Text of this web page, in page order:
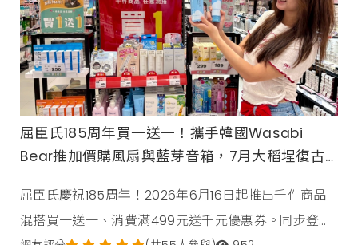
屈臣氏185周年買一送一！攜手韓國Wasabi
Bear推加價購風扇與藍芽音箱，7月大稻埕復古
快閃店盛大開幕
屈臣氏慶祝185周年！2026年6月16日起推出千件商品
混搭買一送一、消費滿499元送千元優惠券。同步登場